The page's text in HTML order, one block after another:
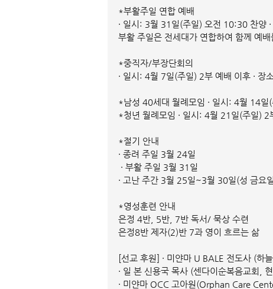
*부활주일 연합 예배
· 일시: 3월 31일(주일) 오전 10:30 찬양
부활 주일은 전세대가 연합하여 함께 예
*중직자/부장단회의
· 일시: 4월 7일(주일) 2부 예배 이후 · 장
*남성 40세대 월례모임 · 일시: 4월 14일
*청년 월례모임 · 일시: 4월 21일(주일) 2
*절기 안내
· 종려 주일 3월 24일
· 부활 주일 3월 31일
· 고난 주간 3월 25일~3월 30일(성 금요
*영성훈련 안내
은정 4반, 5반, 7반 독서/ 묵상 수련
은정8반 제자(2)반 7과 영이 흐르는 삶
[선교 후원] · 미얀마 U BALE 전도사 (하
· 일 본 신용국 목사 (센다이순복음교회,
· 미얀마 OCC 고아원(Orphan Care